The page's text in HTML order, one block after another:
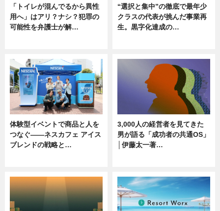
「トイレが混んでるから異性
用へ」はアリ？ナシ？犯罪の
可能性を弁護士が解…
“選択と集中”の徹底で最年少
クラスの代表が挑んだ事業再
生。黒字化達成の…
体験型イベントで商品と人を
つなぐ――ネスカフェ アイス
ブレンドの戦略と…
3,000人の経営者を見てきた
男が語る「成功者の共通OS」
│伊藤太一著…